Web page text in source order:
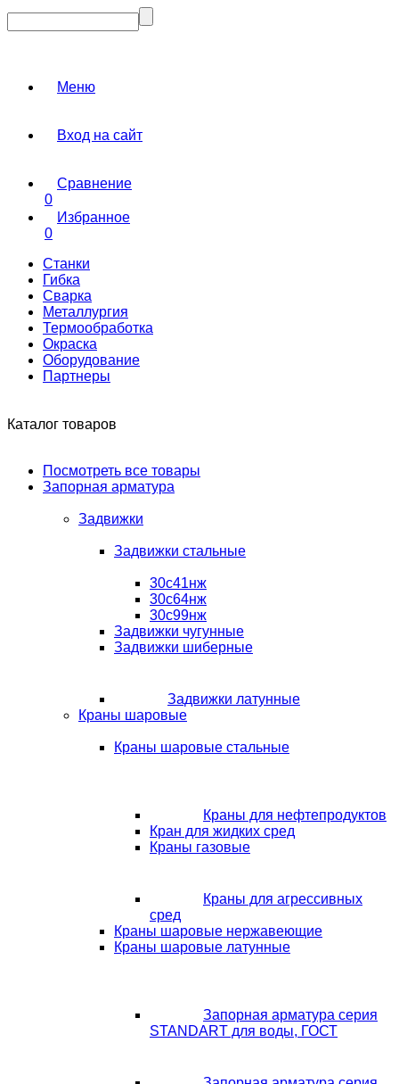
Меню
Вход на сайт
Сравнение
0
Избранное
0
Станки
Гибка
Сварка
Металлургия
Термообработка
Окраска
Оборудование
Партнеры
Каталог товаров
Посмотреть все товары
Запорная арматура
Задвижки
Задвижки стальные
30с41нж
30с64нж
30с99нж
Задвижки чугунные
Задвижки шиберные
Задвижки латунные
Краны шаровые
Краны шаровые стальные
Краны для нефтепродуктов
Кран для жидких сред
Краны газовые
Краны для агрессивных
сред
Краны шаровые нержавеющие
Краны шаровые латунные
Запорная арматура серия
STANDART для воды, ГОСТ